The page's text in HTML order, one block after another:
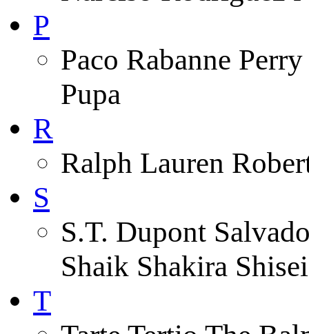
P
Paco Rabanne
Pupa
R
Ralph Lauren
S
S.T. Dupont
Shaik Shakira
T